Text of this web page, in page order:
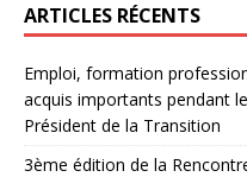
ARTICLES RÉCENTS
Emploi, formation
acquis importants pendant
Président de la Transition
3ème édition de la